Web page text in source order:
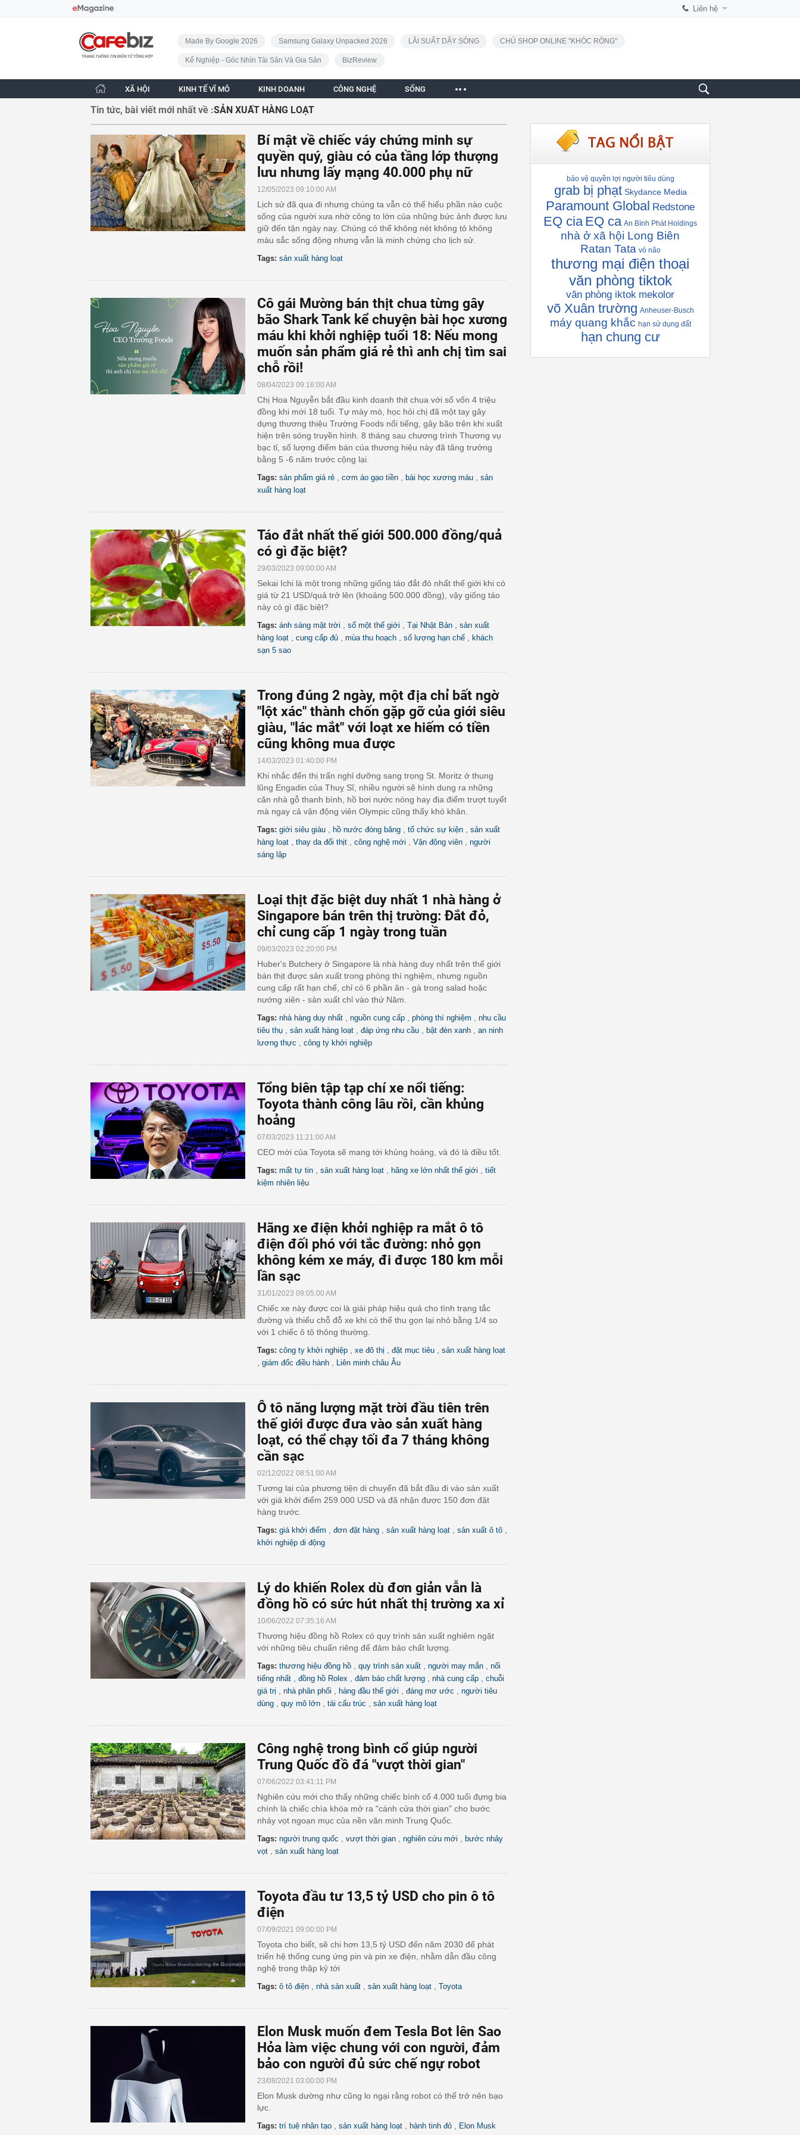
Liên hệ
CafeBiz - Trang chủ
Made By Google 2026
Samsung Galaxy Unpacked 2026 LÃI SUẤT DẬY SÓNG CHỦ SHOP ONLINE "KHÓC RÒNG"
Kế Nghiệp - Góc Nhìn Tài Sản Và Gia Sản BizReview
XÃ HỘI KINH TẾ VĨ MÔ KINH DOANH CÔNG NGHỆ SỐNG
Tin tức, bài viết mới nhất về :SẢN XUẤT HÀNG LOẠT
Bí mật về chiếc váy chứng minh sự
quyền quý, giàu có của tầng lớp thượng
lưu nhưng lấy mạng 40.000 phụ nữ
12/05/2023 09:10:00 AM
Lịch sử đã qua đi nhưng chúng ta vẫn có thể hiểu phần nào cuộc
sống của người xưa nhờ công to lớn của những bức ảnh được lưu
giữ đến tận ngày nay. Chúng có thể không nét không tỏ không
màu sắc sống động nhưng vẫn là minh chứng cho lịch sử.
Tags: sản xuất hàng loạt
Cô gái Mường bán thịt chua từng gây
bão Shark Tank kể chuyện bài học xương
máu khi khởi nghiệp tuổi 18: Nếu mong
muốn sản phẩm giá rẻ thì anh chị tìm sai
chỗ rồi!
08/04/2023 09:16:00 AM
Chị Hoa Nguyễn bắt đầu kinh doanh thịt chua với số vốn 4 triệu
đồng khi mới 18 tuổi. Tự mày mò, học hỏi chị đã một tay gây
dựng thương thiệu Trường Foods nổi tiếng, gây bão trên khi xuất
hiện trên sóng truyền hình. 8 tháng sau chương trình Thương vụ
bạc tỉ, số lượng điểm bán của thương hiệu này đã tăng trưởng
bằng 5 -6 năm trước cộng lại.
Tags: sản phẩm giá rẻ cơm áo gạo tiền bài học xương máu
sản
xuất hàng loạt
Táo đắt nhất thế giới 500.000 đồng/quả
có gì đặc biệt?
29/03/2023 09:00:00 AM
Sekai Ichi là một trong những giống táo đắt đỏ nhất thế giới khi có
giá từ 21 USD/quả trở lên (khoảng 500.000 đồng), vậy giống táo
này có gì đặc biệt?
Tags: ánh sáng mặt trời số một thế giới Tại Nhật Bản
sản xuất
hàng loạt
cung cấp đủ mùa thu hoạch số lượng hạn chế
khách
sạn 5 sao
Trong đúng 2 ngày, một địa chỉ bất ngờ
"lột xác" thành chốn gặp gỡ của giới siêu
giàu, "lác mắt" với loạt xe hiếm có tiền
cũng không mua được
14/03/2023 01:40:00 PM
Khi nhắc đến thị trấn nghỉ dưỡng sang trọng St. Moritz ở thung
lũng Engadin của Thuỵ Sĩ, nhiều người sẽ hình dung ra những
căn nhà gỗ thanh bình, hồ bơi nước nóng hay địa điểm trượt tuyết
mà ngay cả vận động viên Olympic cũng thấy khó khăn.
Tags: giới siêu giàu hồ nước đóng băng tổ chức sự kiện
sản xuất
hàng loạt
thay da đổi thịt công nghệ mới Vận động viên
người
sáng lập
Loại thịt đặc biệt duy nhất 1 nhà hàng ở
Singapore bán trên thị trường: Đắt đỏ,
chỉ cung cấp 1 ngày trong tuần
09/03/2023 02:20:00 PM
Huber's Butchery ở Singapore là nhà hàng duy nhất trên thế giới
bán thịt được sản xuất trong phòng thí nghiệm, nhưng nguồn
cung cấp rất hạn chế, chỉ có 6 phần ăn - gà trong salad hoặc
nướng xiên - sản xuất chỉ vào thứ Năm.
Tags: nhà hàng duy nhất nguồn cung cấp phòng thí nghiệm
nhu cầu
tiêu thụ
sản xuất hàng loạt đáp ứng nhu cầu bật đèn xanh
an ninh
lương thực
công ty khởi nghiệp
Tổng biên tập tạp chí xe nổi tiếng:
Toyota thành công lâu rồi, cần khủng
hoảng
07/03/2023 11:21:00 AM
CEO mới của Toyota sẽ mang tới khủng hoảng, và đó là điều tốt.
Tags: mất tự tin sản xuất hàng loạt hãng xe lớn nhất thế giới
tiết
kiệm nhiên liệu
Hãng xe điện khởi nghiệp ra mắt ô tô
điện đối phó với tắc đường: nhỏ gọn
không kém xe máy, đi được 180 km mỗi
lần sạc
31/01/2023 09:05:00 AM
Chiếc xe này được coi là giải pháp hiệu quả cho tình trạng tắc
đường và thiếu chỗ đỗ xe khi có thể thu gọn lại nhỏ bằng 1/4 so
với 1 chiếc ô tô thông thường.
Tags: công ty khởi nghiệp xe đô thị đặt mục tiêu sản xuất hàng loạt
giám đốc điều hành Liên minh châu Âu
Ô tô năng lượng mặt trời đầu tiên trên
thế giới được đưa vào sản xuất hàng
loạt, có thể chạy tối đa 7 tháng không
cần sạc
02/12/2022 08:51:00 AM
Tương lai của phương tiện di chuyển đã bắt đầu đi vào sản xuất
với giá khởi điểm 259.000 USD và đã nhận được 150 đơn đặt
hàng trước.
Tags: giá khởi điểm đơn đặt hàng sản xuất hàng loạt sản xuất ô tô
khởi nghiệp di động
Lý do khiến Rolex dù đơn giản vẫn là
đồng hồ có sức hút nhất thị trường xa xỉ
10/06/2022 07:35:16 AM
Thương hiệu đồng hồ Rolex có quy trình sản xuất nghiêm ngặt
với những tiêu chuẩn riêng để đảm bảo chất lượng.
Tags: thương hiệu đồng hồ quy trình sản xuất người may mắn
nổi
tiếng nhất
đồng hồ Rolex đảm bảo chất lượng nhà cung cấp
chuỗi
giá trị
nhà phân phối hàng đầu thế giới đáng mơ ước
người tiêu
dùng
quy mô lớn tái cấu trúc sản xuất hàng loạt
Công nghệ trong bình cổ giúp người
Trung Quốc đồ đá "vượt thời gian"
07/06/2022 03:41:11 PM
Nghiên cứu mới cho thấy những chiếc bình cổ 4.000 tuổi đựng bia
chính là chiếc chìa khóa mở ra "cánh cửa thời gian" cho bước
nhảy vọt ngoạn mục của nền văn minh Trung Quốc.
Tags: người trung quốc vượt thời gian nghiên cứu mới
bước nhảy
vọt
sản xuất hàng loạt
Toyota đầu tư 13,5 tỷ USD cho pin ô tô
điện
07/09/2021 09:00:00 PM
Toyota cho biết, sẽ chi hơn 13,5 tỷ USD đến năm 2030 để phát
triển hệ thống cung ứng pin và pin xe điện, nhằm dẫn đầu công
nghệ trong thập kỷ tới
Tags: ô tô điện nhà sản xuất sản xuất hàng loạt Toyota
Elon Musk muốn đem Tesla Bot lên Sao
Hỏa làm việc chung với con người, đảm
bảo con người đủ sức chế ngự robot
23/08/2021 03:00:00 PM
Elon Musk dường như cũng lo ngại rằng robot có thể trở nên bạo
lực.
Tags: trí tuệ nhân tạo sản xuất hàng loạt hành tinh đỏ Elon Musk
bảo vệ quyền lợi người tiêu dùng
grab bị phạt Skydance Media
Paramount Global Redstone
EQ cia EQ ca An Bình Phát Holdings
nhà ở xã hội Long Biên
Ratan Tata vỏ não
thương mại điện thoại
văn phòng tiktok
văn phòng iktok mekolor
võ Xuân trường Anheuser-Busch
máy quang khắc hạn sử dụng đất
hạn chung cư